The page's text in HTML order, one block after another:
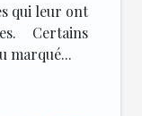
qui leur ont
Certains
marqué...